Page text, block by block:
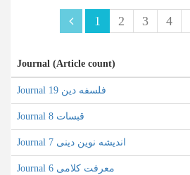
1 2 3 4
Journal (Article count)
Journal فلسفه دین 19
Journal قبسات 8
Journal اندیشه نوین دینی 7
Journal معرفت کلامی 6